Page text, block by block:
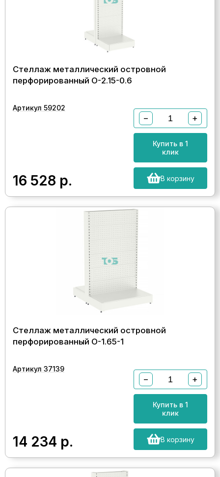
Стеллаж металлический островной
перфорированный О-2.15-0.6
Артикул 59202
16 528 р.
− +
Купить в 1
клик
В корзину
Стеллаж металлический островной
перфорированный О-1.65-1
Артикул 37139
14 234 р.
− +
Купить в 1
клик
В корзину